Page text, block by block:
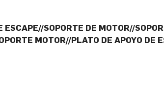
SOPORTE DE MOTOR//
MOTOR//PLATO DE APOYO DE